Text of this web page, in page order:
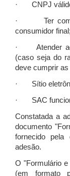
· CNPJ
· Ter como
consumidor final;
· Atender aos
(caso seja do
deve cumprir as
· Sítio
· SAC
Constatada a
documento
fornecido pela
adesão.
O "Formulário
(em formato